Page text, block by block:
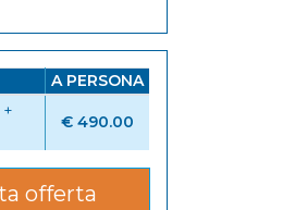
A PERSONA
€ 490.00
offerta